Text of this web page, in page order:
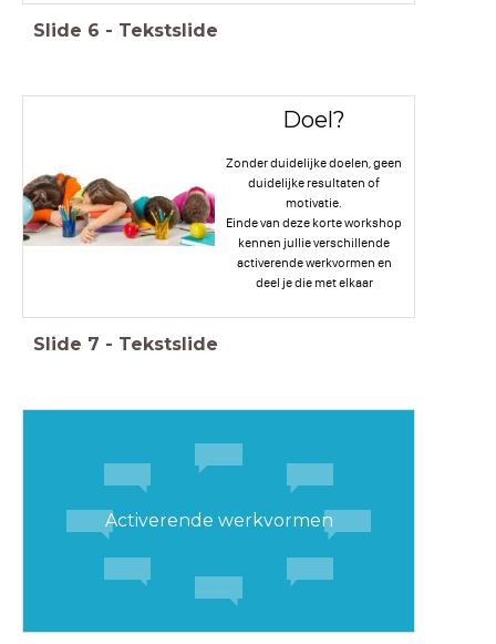
Slide 6 - Tekstslide
Doel?
Zonder duidelijke doelen, geen
duidelijke resultaten of
motivatie.
Einde van deze korte workshop
kennen jullie verschillende
activerende werkvormen en
deel je die met elkaar
Slide 7 - Tekstslide
Activerende werkvormen